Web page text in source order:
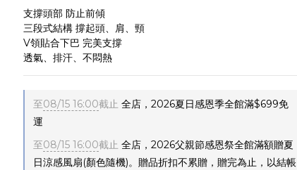
支撐頭部 防止前傾
三段式結構 撐起頭、肩、頸
V領貼合下巴 完美支撐
透氣、排汗、不悶熱
至08/15 16:00截止 全店，2026夏日感恩季全館滿$699免
運
至08/15 16:00截止 全店，2026父親節感恩祭全館滿額贈夏
日涼感風扇(顏色隨機)。贈品折扣不累贈，贈完為止，以結帳